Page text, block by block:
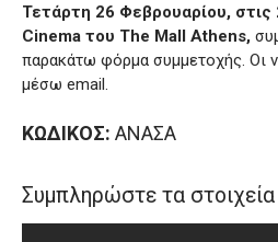
Τετάρτη 26 Φεβρουαρίου,
Cinema του The Mall Athens,
παρακάτω φόρμα συμμετοχής. Oι
μέσω email.
ΚΩΔΙΚΟΣ: ΑΝΑΣΑ
Συμπληρώστε τα